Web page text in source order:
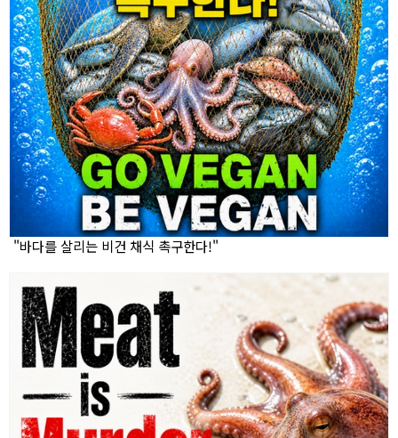
"바다를 살리는 비건 채식 촉구한다!"